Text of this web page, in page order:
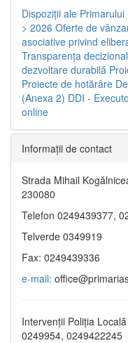
Dispoziţii ale Primarului
> 2026 Oferte de
asociative privind
Transparenţa
dezvoltare durabilă
Proiecte de hotărâre
(Anexa 2) DDI -
online
Informaţii de contact
Strada Mihail
230080
Telefon 0249439377,
Telverde 0349919
Fax: 0249439336
e-mail:
Intervenții Poliția
0249954, 0249422245